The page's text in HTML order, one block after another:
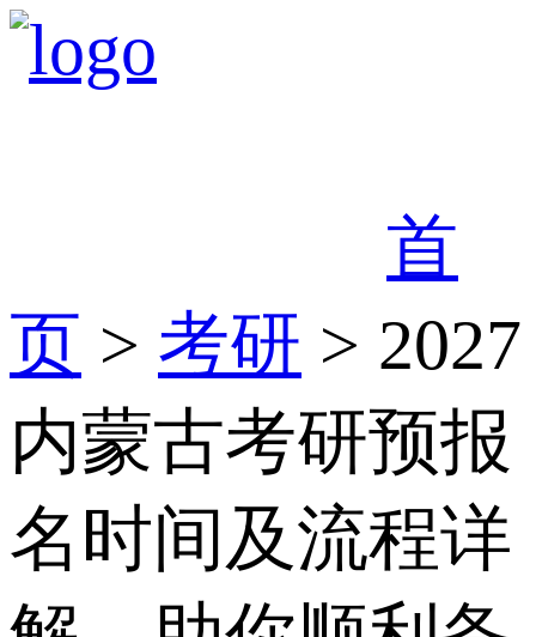
首
页 > 考研 > 2027
内蒙古考研预报
名时间及流程详